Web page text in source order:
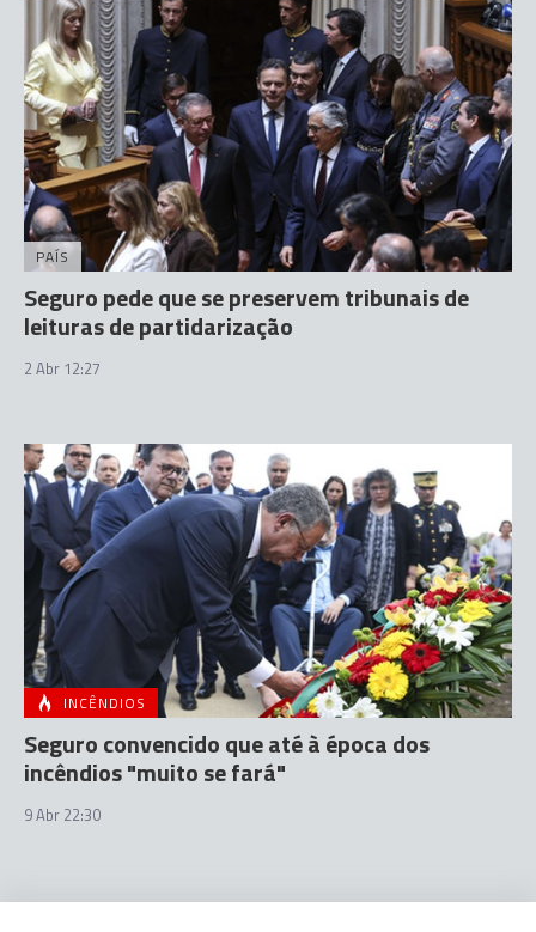
PAÍS
Seguro pede que se preservem tribunais de
leituras de partidarização
2 Abr 12:27
INCÊNDIOS
Seguro convencido que até à época dos
incêndios "muito se fará"
9 Abr 22:30